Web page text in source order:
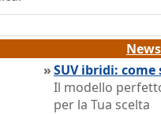
»SUV ibridi: come
Il modello
per la Tua scelta